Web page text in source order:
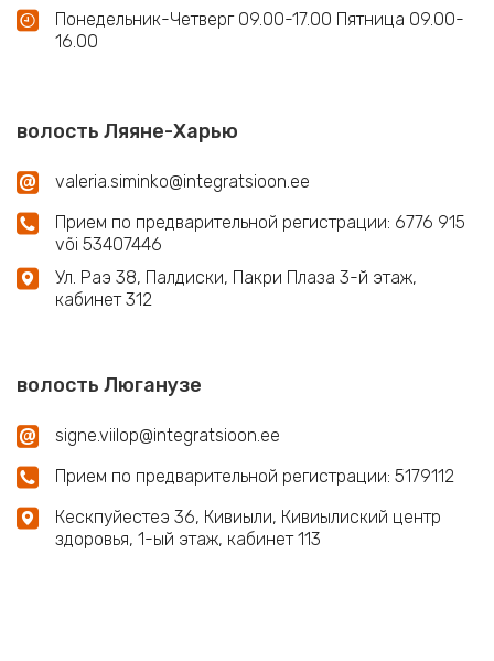
Понедельник-Четверг 09.00-17.00 Пятница 09.00-
16.00
волость Ляяне-Харью
valeria.siminko@integratsioon.ee
Прием по предварительной регистрации: 6776 915
või 53407446
Ул. Раэ 38, Палдиски, Пакри Плаза 3-й этаж,
кабинет 312
волость Люганузе
signe.viilop@integratsioon.ee
Прием по предварительной регистрации: 5179112
Кескпуйестеэ 36, Кивиыли, Кивиылиский центр
здоровья, 1-ый этаж, кабинет 113